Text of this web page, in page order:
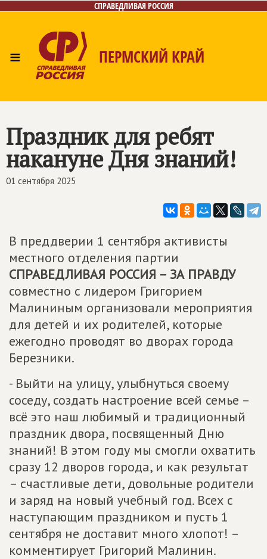
СПРАВЕДЛИВАЯ РОССИЯ
≡ ПЕРМСКИЙ КРАЙ
Поиск
Праздник для ребят
накануне Дня знаний!
01 сентября 2025
В преддверии 1 сентября активисты
местного отделения партии
СПРАВЕДЛИВАЯ РОССИЯ – ЗА ПРАВДУ
совместно с лидером Григорием
Малининым организовали мероприятия
для детей и их родителей, которые
ежегодно проводят во дворах города
Березники.
- Выйти на улицу, улыбнуться своему
соседу, создать настроение всей семье –
всё это наш любимый и традиционный
праздник двора, посвященный Дню
знаний! В этом году мы смогли охватить
сразу 12 дворов города, и как результат
– счастливые дети, довольные родители
и заряд на новый учебный год. Всех с
наступающим праздником и пусть 1
сентября не доставит много хлопот! –
комментирует Григорий Малинин.